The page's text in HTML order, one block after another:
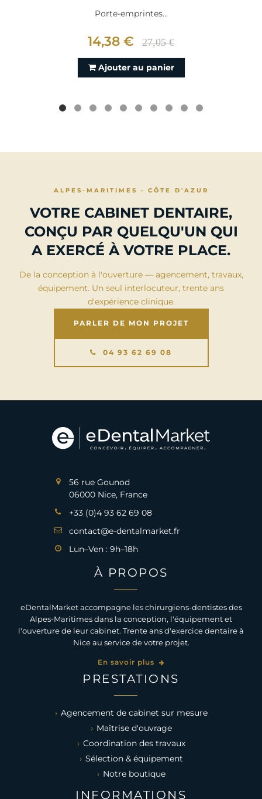
Porte-emprintes...
14,38 € 27,05 €
Ajouter au panier
ALPES-MARITIMES · CÔTE D'AZUR
VOTRE CABINET DENTAIRE,
CONÇU PAR QUELQU'UN QUI
A EXERCÉ À VOTRE PLACE.
De la conception à l'ouverture — agencement, travaux,
équipement. Un seul interlocuteur, trente ans
d'expérience clinique.
PARLER DE MON PROJET
04 93 62 69 08
56 rue Gounod
06000 Nice, France
+33 (0)4 93 62 69 08
contact@e-dentalmarket.fr
Lun–Ven : 9h–18h
À PROPOS
eDentalMarket accompagne les chirurgiens-dentistes des
Alpes-Maritimes dans la conception, l'équipement et
l'ouverture de leur cabinet. Trente ans d'exercice dentaire à
Nice au service de votre projet.
En savoir plus
PRESTATIONS
Agencement de cabinet sur mesure
Maîtrise d'ouvrage
Coordination des travaux
Sélection & équipement
Notre boutique
INFORMATIONS